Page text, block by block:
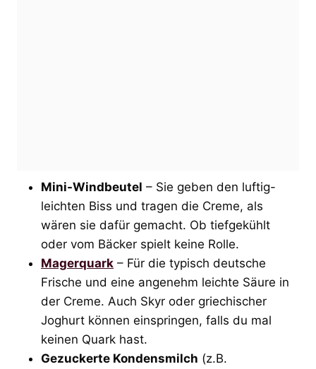
Mini-Windbeutel – Sie geben den luftig-
leichten Biss und tragen die Creme, als
wären sie dafür gemacht. Ob tiefgekühlt
oder vom Bäcker spielt keine Rolle.
Magerquark – Für die typisch deutsche
Frische und eine angenehm leichte Säure in
der Creme. Auch Skyr oder griechischer
Joghurt können einspringen, falls du mal
keinen Quark hast.
Gezuckerte Kondensmilch (z.B.